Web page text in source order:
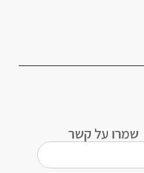
שמרו על קשר